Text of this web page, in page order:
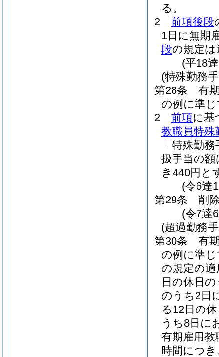
る。
2
前項後段
1日に無期
段の規定
(平18
(特殊勤務
第28条
有
の例に準
2
前項に基
教職員特殊
「特殊勤
扱手当の
き440円と
(令6達
第29条
削
(令7達
(超過勤務
第30条
有
の例に準
の規定の
日の休日
のうち2日
る12日の
うち8日に
有期雇用
時間につ